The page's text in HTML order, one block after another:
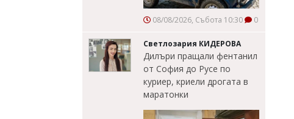
08/08/2026, Събота 10:30 0
Светлозария КИДЕРОВА
Дилъри пращали фентанил
от София до Русе по
куриер, криели дрогата в
маратонки